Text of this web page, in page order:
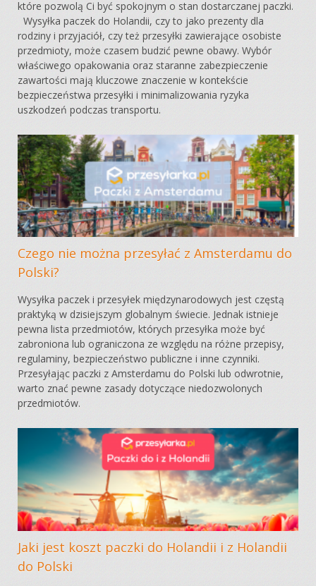
które pozwolą Ci być spokojnym o stan dostarczanej paczki.
Wysyłka paczek do Holandii, czy to jako prezenty dla
rodziny i przyjaciół, czy też przesyłki zawierające osobiste
przedmioty, może czasem budzić pewne obawy. Wybór
właściwego opakowania oraz staranne zabezpieczenie
zawartości mają kluczowe znaczenie w kontekście
bezpieczeństwa przesyłki i minimalizowania ryzyka
uszkodzeń podczas transportu.
Czego nie można przesyłać z Amsterdamu do
Polski?
Wysyłka paczek i przesyłek międzynarodowych jest częstą
praktyką w dzisiejszym globalnym świecie. Jednak istnieje
pewna lista przedmiotów, których przesyłka może być
zabroniona lub ograniczona ze względu na różne przepisy,
regulaminy, bezpieczeństwo publiczne i inne czynniki.
Przesyłając paczki z Amsterdamu do Polski lub odwrotnie,
warto znać pewne zasady dotyczące niedozwolonych
przedmiotów.
Jaki jest koszt paczki do Holandii i z Holandii
do Polski